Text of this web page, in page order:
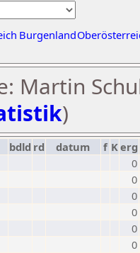
Burgenland
Martin
)
bdld rd datum f Kerg
0
0
0
0
0
0